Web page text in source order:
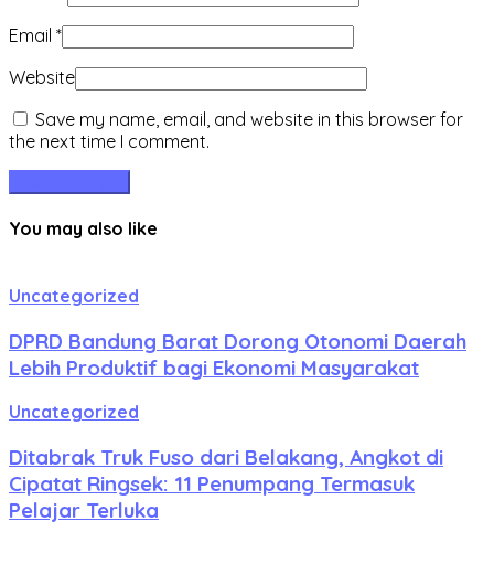
Email *
Website
Save my name, email, and website in this browser for
the next time I comment.
You may also like
Uncategorized
DPRD Bandung Barat Dorong Otonomi Daerah
Lebih Produktif bagi Ekonomi Masyarakat
Uncategorized
Ditabrak Truk Fuso dari Belakang, Angkot di
Cipatat Ringsek: 11 Penumpang Termasuk
Pelajar Terluka